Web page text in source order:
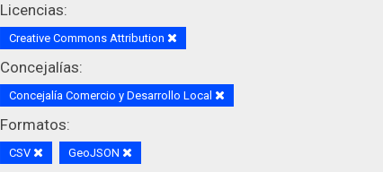
Licencias:
Creative Commons Attribution
Concejalías:
Concejalía Comercio y Desarrollo Local
Formatos:
CSV GeoJSON